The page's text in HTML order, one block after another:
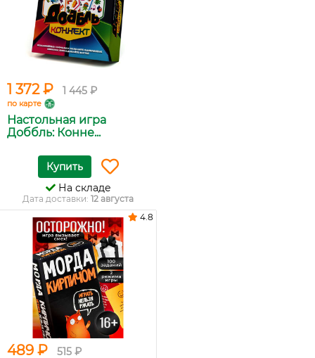
1 372 ₽ 1 445 ₽
по карте
Настольная игра
Доббль: Конне...
Купить
На складе
Дата доставки: 12 августа
489 ₽ 515 ₽
4.8